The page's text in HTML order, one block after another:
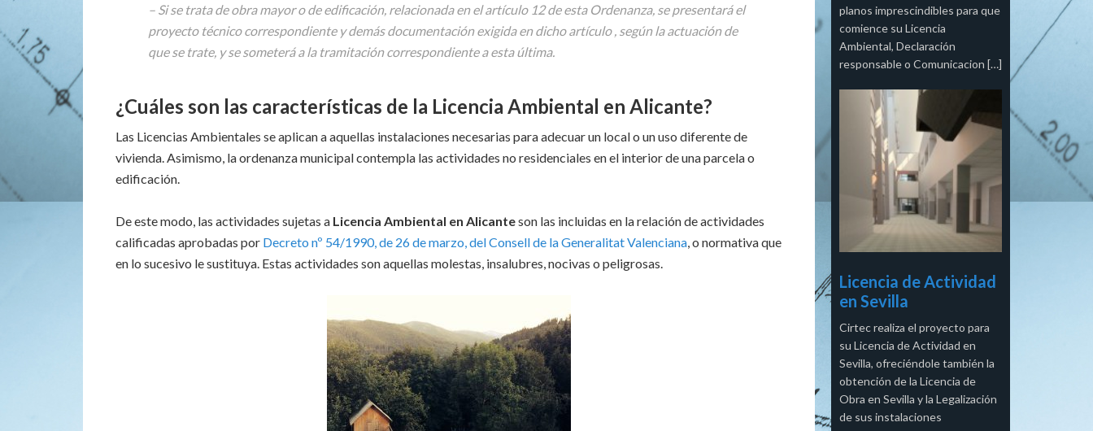
– Si se trata de obra mayor o de edificación, relacionada en el artículo 12 de esta Ordenanza, se presentará el
proyecto técnico correspondiente y demás documentación exigida en dicho artículo , según la actuación de
que se trate, y se someterá a la tramitación correspondiente a esta última.
¿Cuáles son las características de la Licencia Ambiental en Alicante?
Las Licencias Ambientales se aplican a aquellas instalaciones necesarias para adecuar un local o un uso diferente de
vivienda. Asimismo, la ordenanza municipal contempla las actividades no residenciales en el interior de una parcela o
edificación.
De este modo, las actividades sujetas a Licencia Ambiental en Alicanteson las incluidas en la relación de actividades
calificadas aprobadas por Decreto nº 54/1990, de 26 de marzo, del Consell de la Generalitat Valenciana, o normativa que
en lo sucesivo le sustituya. Estas actividades son aquellas molestas, insalubres, nocivas o peligrosas.
planos imprescindibles para que
comience su Licencia
Ambiental, Declaración
responsable o Comunicacion […]
Licencia de Actividad
en Sevilla
Cirtec realiza el proyecto para
su Licencia de Actividad en
Sevilla, ofreciéndole también la
obtención de la Licencia de
Obra en Sevilla y la Legalización
de sus instalaciones